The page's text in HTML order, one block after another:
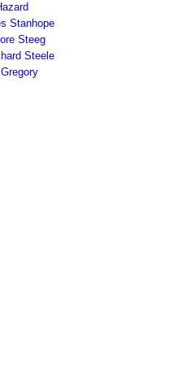
Stanhope
Steeg
Steele